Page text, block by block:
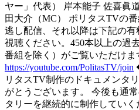
ヤー」代表） 岸本能子 佐喜眞
田大介（MC） ポリタスTVの
逃し配信、それ以降は下記の
視聴ください。450本以上の過
番組を除く）がご覧いただけ
https://youtube.com/PolitasTV/join
リタスTV制作のドキュメンタ
がとうございます。 今後も通
タリーを継続的に制作してい